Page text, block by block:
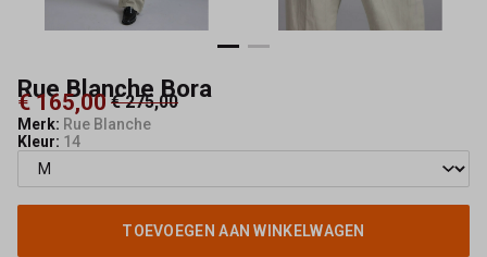
Rue Blanche Bora
€ 165,00 € 275,00
Merk: Rue Blanche
Kleur: 14
TOEVOEGEN AAN WINKELWAGEN